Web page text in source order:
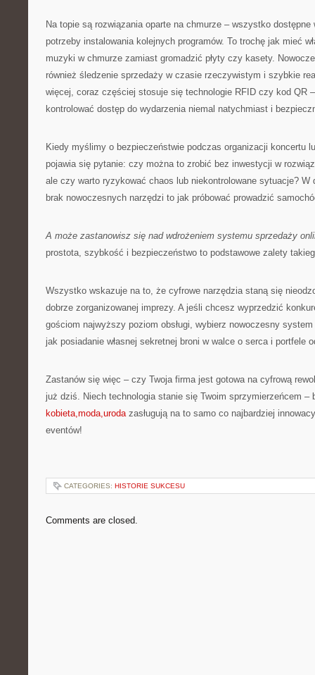
Na topie są rozwiązania oparte na chmurze – wszystko
potrzeby instalowania kolejnych programów. To trochę jak mieć
muzyki w chmurze zamiast gromadzić płyty czy kasety.
również śledzenie sprzedaży w czasie rzeczywistym i szybkie
więcej, coraz częściej stosuje się technologie RFID czy kod QR
kontrolować dostęp do wydarzenia niemal natychmiast i
Kiedy myślimy o bezpieczeństwie podczas organizacji koncertu
pojawia się pytanie: czy można to zrobić bez inwestycji w
ale czy warto ryzykować chaos lub niekontrolowane sytuacje? W
brak nowoczesnych narzędzi to jak próbować prowadzić
A może zastanowisz się nad wdrożeniem systemu sprzedaży
prostota, szybkość i bezpieczeństwo to podstawowe zalety
Wszystko wskazuje na to, że cyfrowe narzędzia staną się
dobrze zorganizowanej imprezy. A jeśli chcesz wyprzedzić
gościom najwyższy poziom obsługi, wybierz nowoczesny
jak posiadanie własnej sekretnej broni w walce o serca i portfele
Zastanów się więc – czy Twoja firma jest gotowa na cyfrową
już dziś. Niech technologia stanie się Twoim sprzymierzeńcem –
kobieta,moda,urodazasługują na to samo co najbardziej
eventów!
CATEGORIES: HISTORIE SUKCESU
Comments are closed.